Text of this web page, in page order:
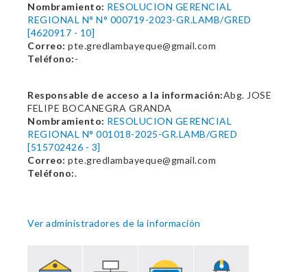
Nombramiento: RESOLUCION GERENCIAL
REGIONAL N° N° 000719-2023-GR.LAMB/GRED
[4620917 - 10]
Correo: pte.gredlambayeque@gmail.com
Teléfono:-
Responsable de acceso a la información:Abg. JOSE
FELIPE BOCANEGRA GRANDA
Nombramiento: RESOLUCION GERENCIAL
REGIONAL N° 001018-2025-GR.LAMB/GRED
[515702426 - 3]
Correo: pte.gredlambayeque@gmail.com
Teléfono:.
Ver administradores de la información